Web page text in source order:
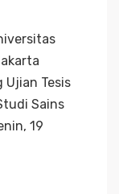
Ujian Tesis
Sains
19